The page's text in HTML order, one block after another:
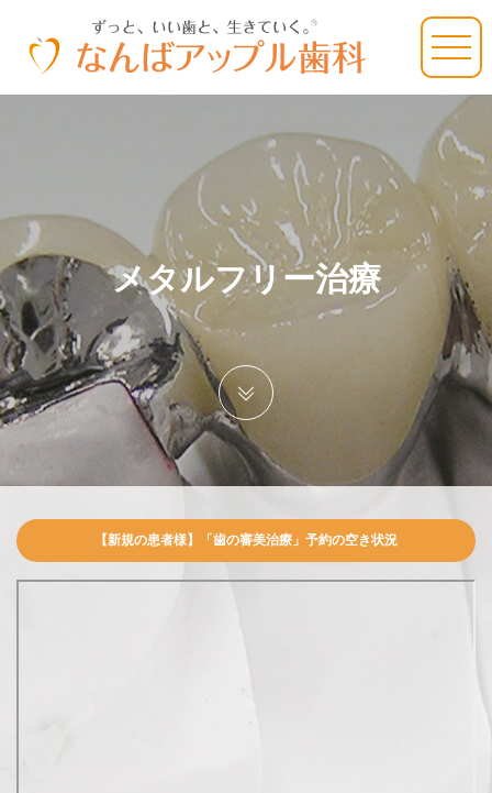
メタルフリー治療
【新規の患者様】「歯の審美治療」予約の空き状況